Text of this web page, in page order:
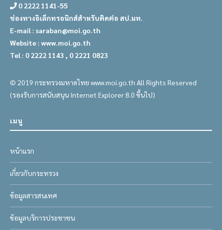
0 2222 1141-55
ช่องทางอิเล็กทรอนิกส์สำหรับติดต่อ สป.มท.
E-mail : saraban@moi.go.th
Website : www.moi.go.th
Tel : 0 2222 1143 , 0 2221 0823
© 2019 กระทรวงมหาดไทย www.moi.go.th All Rights Reserved
(รองรับการสนับสนุน Internet Explorer 8.0 ขึ้นไป)
เมนู
หน้าแรก
เกี่ยวกับกระทรวง
ข้อมูลสารสนเทศ
ข้อมูลบริการประชาชน